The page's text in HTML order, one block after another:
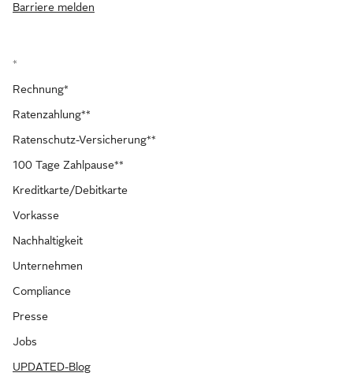
Barriere melden
*
Rechnung*
Ratenzahlung**
Ratenschutz-Versicherung**
100 Tage Zahlpause**
Kreditkarte/Debitkarte
Vorkasse
Nachhaltigkeit
Unternehmen
Compliance
Presse
Jobs
UPDATED-Blog